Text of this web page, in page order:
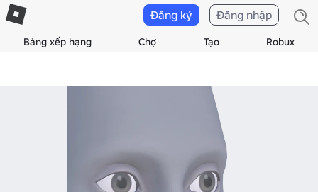
Bảng xếp hạng Chợ Tạo Robux
Đăng ký Đăng nhập